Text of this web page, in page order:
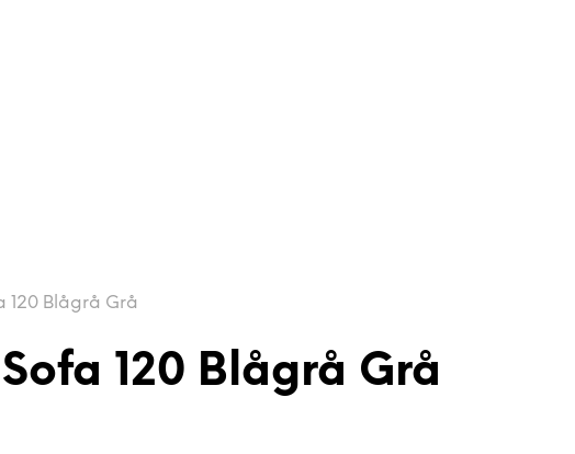
120 Blågrå Grå
120 Blågrå Grå